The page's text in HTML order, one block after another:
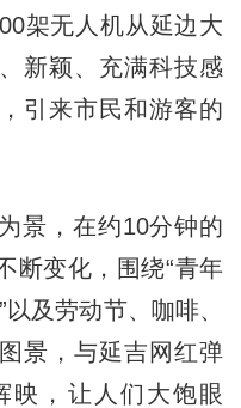
架无人机从延边大
新颖、充满科技感
引来市民和游客的
，在约10分钟的
断变化，围绕“青年
以及劳动节、咖啡、
景，与延吉网红弹
映，让人们大饱眼